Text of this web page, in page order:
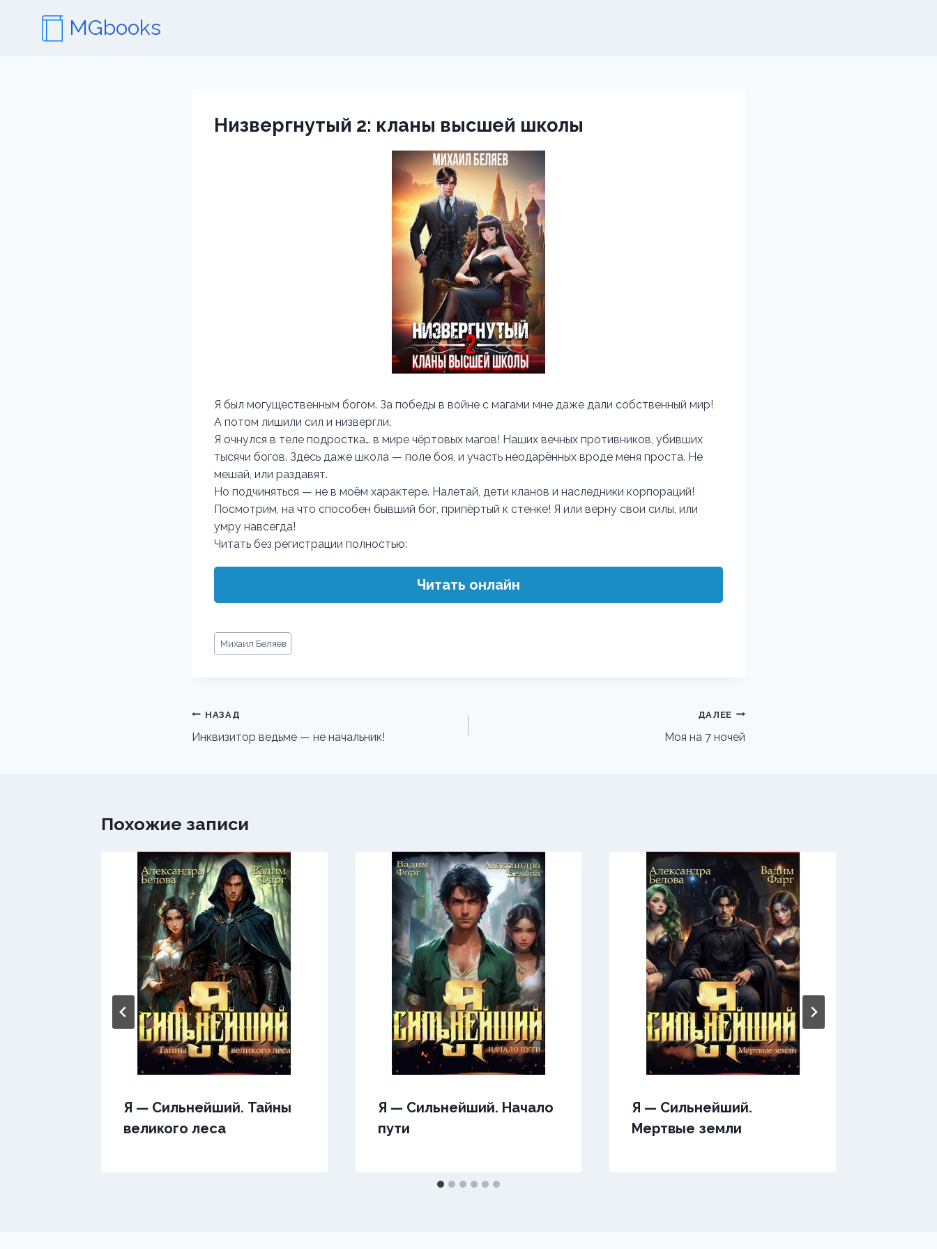
содержимому
MGbooks
Низвергнутый 2: кланы высшей школы
Я был могущественным богом. За победы в войне с магами мне даже дали собственный мир!
А потом лишили сил и низвергли.
Я очнулся в теле подростка… в мире чёртовых магов! Наших вечных противников, убивших
тысячи богов. Здесь даже школа — поле боя, и участь неодарённых вроде меня проста. Не
мешай, или раздавят.
Но подчиняться — не в моём характере. Налетай, дети кланов и наследники корпораций!
Посмотрим, на что способен бывший бог, припёртый к стенке! Я или верну свои силы, или
умру навсегда!
Читать без регистрации полностью:
Читать онлайн
Метки
записи:
Михаил Беляев
Навигация
по
НАЗАД
Инквизитор ведьме — не начальник!
ДАЛЕЕ
Моя на 7 ночей
Похожие записи
Я — Сильнейший. Тайны
великого леса
Я — Сильнейший. Начало
пути
Я — Сильнейший.
Мертвые земли